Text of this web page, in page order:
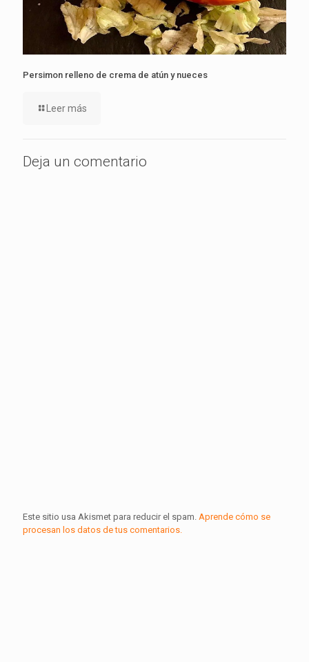
Persimon relleno de crema de atún y nueces
Leer más
Deja un comentario
Este sitio usa Akismet para reducir el spam. Aprende cómo se
procesan los datos de tus comentarios.